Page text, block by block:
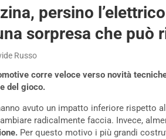
persino
sorpresa che può
Russo
corre veloce verso novità
del gioco.
avuto un impatto inferiore rispetto
radicalmente faccia. Invece,
Per questo motivo i più grandi